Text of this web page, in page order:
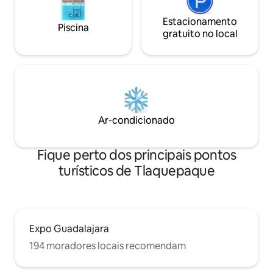
Piscina
Estacionamento
gratuito no local
Ar-condicionado
Fique perto dos principais pontos
turísticos de Tlaquepaque
Expo Guadalajara
194 moradores locais recomendam